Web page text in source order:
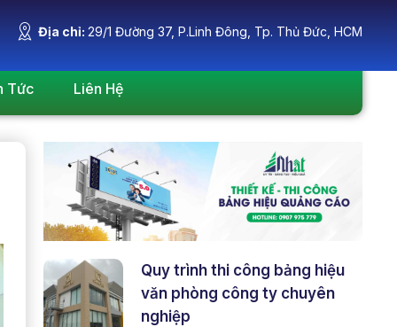
Địa chỉ: 29/1 Đường 37, P.Linh Đông, Tp. Thủ Đức, HCM
Tức Liên Hệ
Quy trình thi công bảng hiệu
văn phòng công ty chuyên
nghiệp